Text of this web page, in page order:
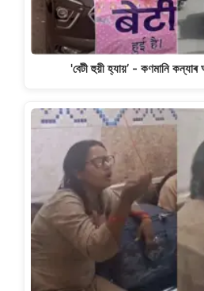
'বেটী হুয়ী হ্যায়’ - কণমানি